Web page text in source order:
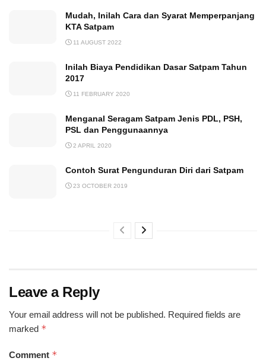
Mudah, Inilah Cara dan Syarat Memperpanjang
KTA Satpam
11 AUGUST 2022
Inilah Biaya Pendidikan Dasar Satpam Tahun
2017
11 FEBRUARY 2020
Menganal Seragam Satpam Jenis PDL, PSH,
PSL dan Penggunaannya
2 APRIL 2020
Contoh Surat Pengunduran Diri dari Satpam
23 OCTOBER 2019
Leave a Reply
Your email address will not be published. Required fields are
marked *
Comment *